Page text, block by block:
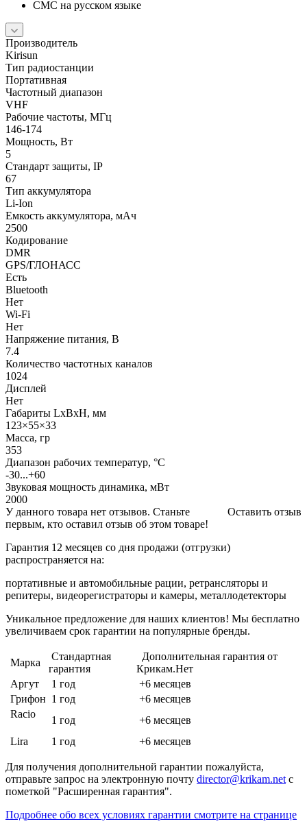
СМС на русском языке
Производитель
Kirisun
Тип радиостанции
Портативная
Частотный диапазон
VHF
Рабочие частоты, МГц
146-174
Мощность, Вт
5
Стандарт защиты, IP
67
Тип аккумулятора
Li-Ion
Емкость аккумулятора, мАч
2500
Кодирование
DMR
GPS/ГЛОНАСС
Есть
Bluetooth
Нет
Wi-Fi
Нет
Напряжение питания, В
7.4
Количество частотных каналов
1024
Дисплей
Нет
Габариты LхBхН, мм
123×55×33
Масса, гр
353
Диапазон рабочих температур, °С
-30...+60
Звуковая мощность динамика, мВт
2000
Оставить отзыв
У данного товара нет отзывов. Станьте
первым, кто оставил отзыв об этом товаре!
Гарантия 12 месяцев со дня продажи (отгрузки)
распространяется на:
портативные и автомобильные рации, ретрансляторы и
репитеры, видеорегистраторы и камеры, металлодетекторы
Уникальное предложение для наших клиентов! Мы бесплатно
увеличиваем срок гарантии на популярные бренды.
Марка
Стандартная
гарантия
Дополнительная гарантия от
Крикам.Нет
Аргут
1 год
+6 месяцев
Грифон 1 год
+6 месяцев
Racio
1 год
+6 месяцев
Lira
1 год +6 месяцев
Для получения дополнительной гарантии пожалуйста,
отправьте запрос на электронную почту director@krikam.net с
пометкой "Расширенная гарантия".
Подробнее обо всех условиях гарантии смотрите на странице